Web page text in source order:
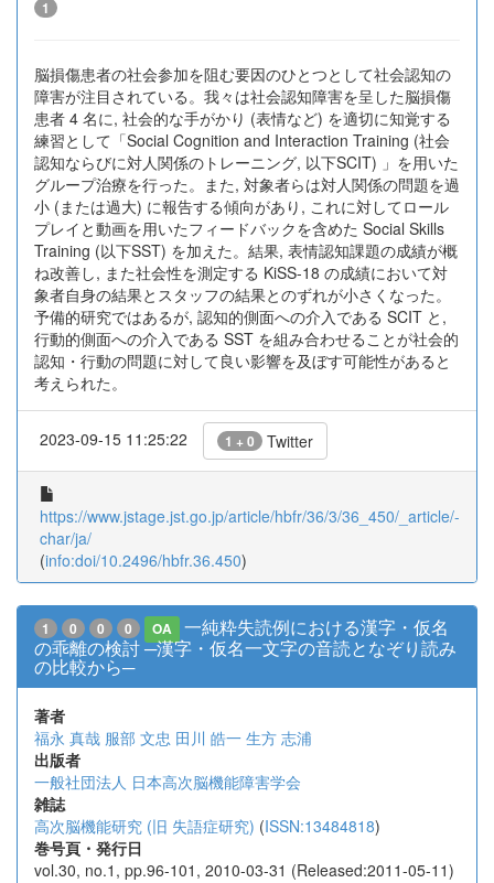
1
脳損傷患者の社会参加を阻む要因のひとつとして社会認知の
障害が注目されている。我々は社会認知障害を呈した脳損傷
患者 4 名に, 社会的な手がかり (表情など) を適切に知覚する
練習として「Social Cognition and Interaction Training (社会
認知ならびに対人関係のトレーニング, 以下SCIT) 」を用いた
グループ治療を行った。また, 対象者らは対人関係の問題を過
小 (または過大) に報告する傾向があり, これに対してロール
プレイと動画を用いたフィードバックを含めた Social Skills
Training (以下SST) を加えた。結果, 表情認知課題の成績が概
ね改善し, また社会性を測定する KiSS-18 の成績において対
象者自身の結果とスタッフの結果とのずれが小さくなった。
予備的研究ではあるが, 認知的側面への介入である SCIT と,
行動的側面への介入である SST を組み合わせることが社会的
認知・行動の問題に対して良い影響を及ぼす可能性があると
考えられた。
2023-09-15 11:25:22 1 + 0 Twitter
https://www.jstage.jst.go.jp/article/hbfr/36/3/36_450/_article/-
char/ja/
(info:doi/10.2496/hbfr.36.450)
1 0 0 0 OA
一純粋失読例における漢字・仮名
の乖離の検討 ─漢字・仮名一文字の音読となぞり読み
の比較から─
著者
福永 真哉 服部 文忠 田川 皓一 生方 志浦
出版者
一般社団法人 日本高次脳機能障害学会
雑誌
高次脳機能研究 (旧 失語症研究) (ISSN:13484818)
巻号頁・発行日
vol.30, no.1, pp.96-101, 2010-03-31 (Released:2011-05-11)